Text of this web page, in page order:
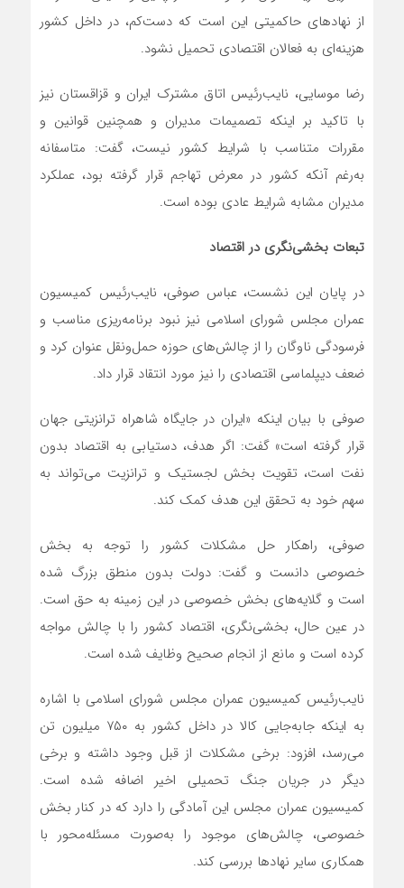
از نهادهای حاکمیتی این است که دست‌کم، در داخل کشور
هزینه‌ای به فعالان اقتصادی تحمیل نشود.
رضا موسایی، نایب‌رئیس اتاق مشترک ایران و قزاقستان نیز
با تاکید بر اینکه تصمیمات مدیران و همچنین قوانین و
مقررات متناسب با شرایط کشور نیست، گفت: متاسفانه
به‌رغم آنکه کشور در معرض تهاجم قرار گرفته بود، عملکرد
مدیران مشابه شرایط عادی بوده است.
تبعات بخشی‌نگری در اقتصاد
در پایان این نشست، عباس صوفی، نایب‌رئیس کمیسیون
عمران مجلس شورای اسلامی نیز نبود برنامه‌ریزی مناسب و
فرسودگی ناوگان را از چالش‌های حوزه حمل‌ونقل عنوان کرد و
ضعف دیپلماسی اقتصادی را نیز مورد انتقاد قرار داد.
صوفی با بیان اینکه «ایران در جایگاه شاهراه ترانزیتی جهان
قرار گرفته است» گفت: اگر هدف، دستیابی به اقتصاد بدون
نفت است، تقویت بخش لجستیک و ترانزیت می‌تواند به
سهم خود به تحقق این هدف کمک کند.
صوفی، راهکار حل مشکلات کشور را توجه به بخش
خصوصی دانست و گفت: دولت بدون منطق بزرگ شده
است و گلایه‌های بخش خصوصی در این زمینه به حق است.
در عین حال، بخشی‌نگری، اقتصاد کشور را با چالش مواجه
کرده است و مانع از انجام صحیح وظایف شده است.
نایب‌رئیس کمیسیون عمران مجلس شورای اسلامی با اشاره
به اینکه جابه‌جایی کالا در داخل کشور به ۷۵۰ میلیون تن
می‌رسد، افزود: برخی مشکلات از قبل وجود داشته و برخی
دیگر در جریان جنگ تحمیلی اخیر اضافه شده است.
کمیسیون عمران مجلس این آمادگی را دارد که در کنار بخش
خصوصی، چالش‌های موجود را به‌صورت مسئله‌محور با
همکاری سایر نهادها بررسی کند.